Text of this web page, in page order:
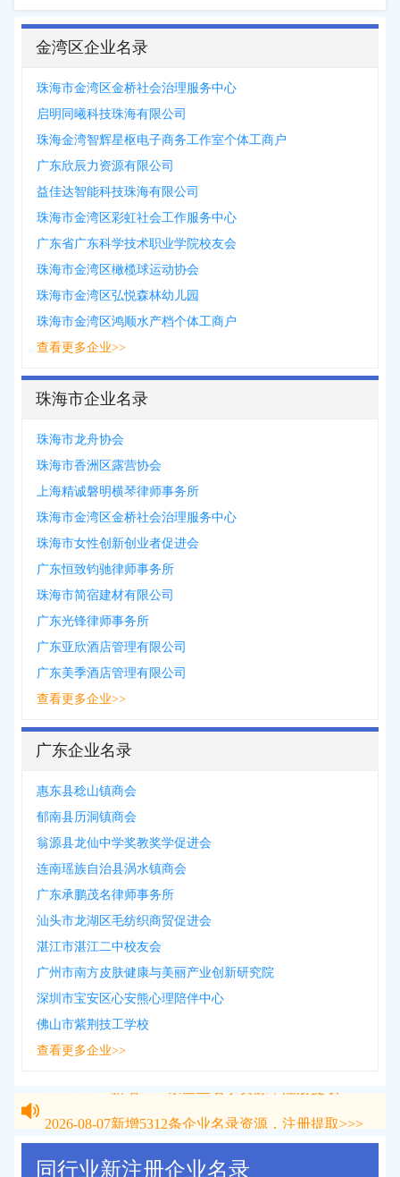
金湾区企业名录
珠海市金湾区金桥社会治理服务中心
启明同曦科技珠海有限公司
珠海金湾智辉星枢电子商务工作室个体工商户
广东欣辰力资源有限公司
益佳达智能科技珠海有限公司
珠海市金湾区彩虹社会工作服务中心
广东省广东科学技术职业学院校友会
珠海市金湾区橄榄球运动协会
珠海市金湾区弘悦森林幼儿园
珠海市金湾区鸿顺水产档个体工商户
查看更多企业>>
珠海市企业名录
珠海市龙舟协会
珠海市香洲区露营协会
上海精诚磐明横琴律师事务所
珠海市金湾区金桥社会治理服务中心
珠海市女性创新创业者促进会
广东恒致钧驰律师事务所
珠海市简宿建材有限公司
广东光锋律师事务所
广东亚欣酒店管理有限公司
广东美季酒店管理有限公司
查看更多企业>>
广东企业名录
惠东县稔山镇商会
郁南县历洞镇商会
翁源县龙仙中学奖教奖学促进会
连南瑶族自治县涡水镇商会
广东承鹏茂名律师事务所
汕头市龙湖区毛纺织商贸促进会
湛江市湛江二中校友会
广州市南方皮肤健康与美丽产业创新研究院
深圳市宝安区心安熊心理陪伴中心
佛山市紫荆技工学校
查看更多企业>>
新增 条企业名录资源，注册提取>>>
同行业新注册企业名录